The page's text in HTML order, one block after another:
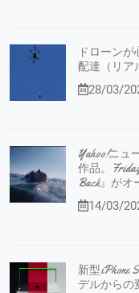
ドローン
配達（リア
28/03/
Yahoo!ニュ
作品。Friday
Back』が
14/03/
新型iPhone
デルからの